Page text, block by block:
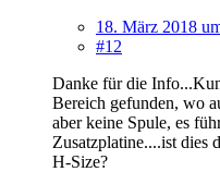
18. März 2018
#12
Danke für die
Bereich gefunden, wo
aber keine Spule, es
Zusatzplatine....ist dies
H-Size?